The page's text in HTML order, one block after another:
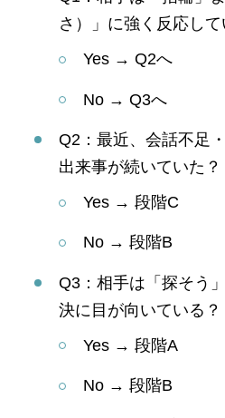
さ）」に強く反応して
Yes → Q2へ
No → Q3へ
Q2：最近、会話不足
出来事が続いていた？
Yes → 段階C
No → 段階B
Q3：相手は「探そう
決に目が向いている？
Yes → 段階A
No → 段階B